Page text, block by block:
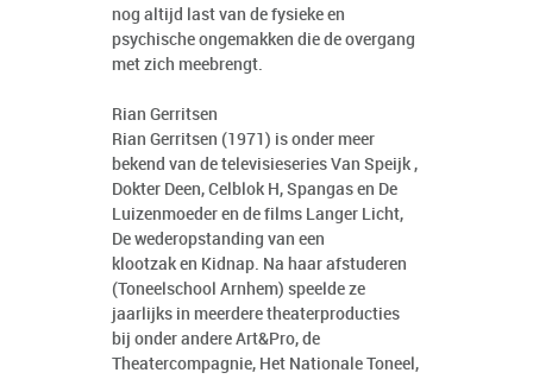
nog altijd last van de fysieke en
psychische ongemakken die de overgang
met zich meebrengt.
Rian Gerritsen
Rian Gerritsen (1971) is onder meer
bekend van de televisieseries Van Speijk ,
Dokter Deen, Celblok H, Spangas en De
Luizenmoeder en de films Langer Licht,
De wederopstanding van een
klootzak en Kidnap. Na haar afstuderen
(Toneelschool Arnhem) speelde ze
jaarlijks in meerdere theaterproducties
bij onder andere Art&Pro, de
Theatercompagnie, Het Nationale Toneel,